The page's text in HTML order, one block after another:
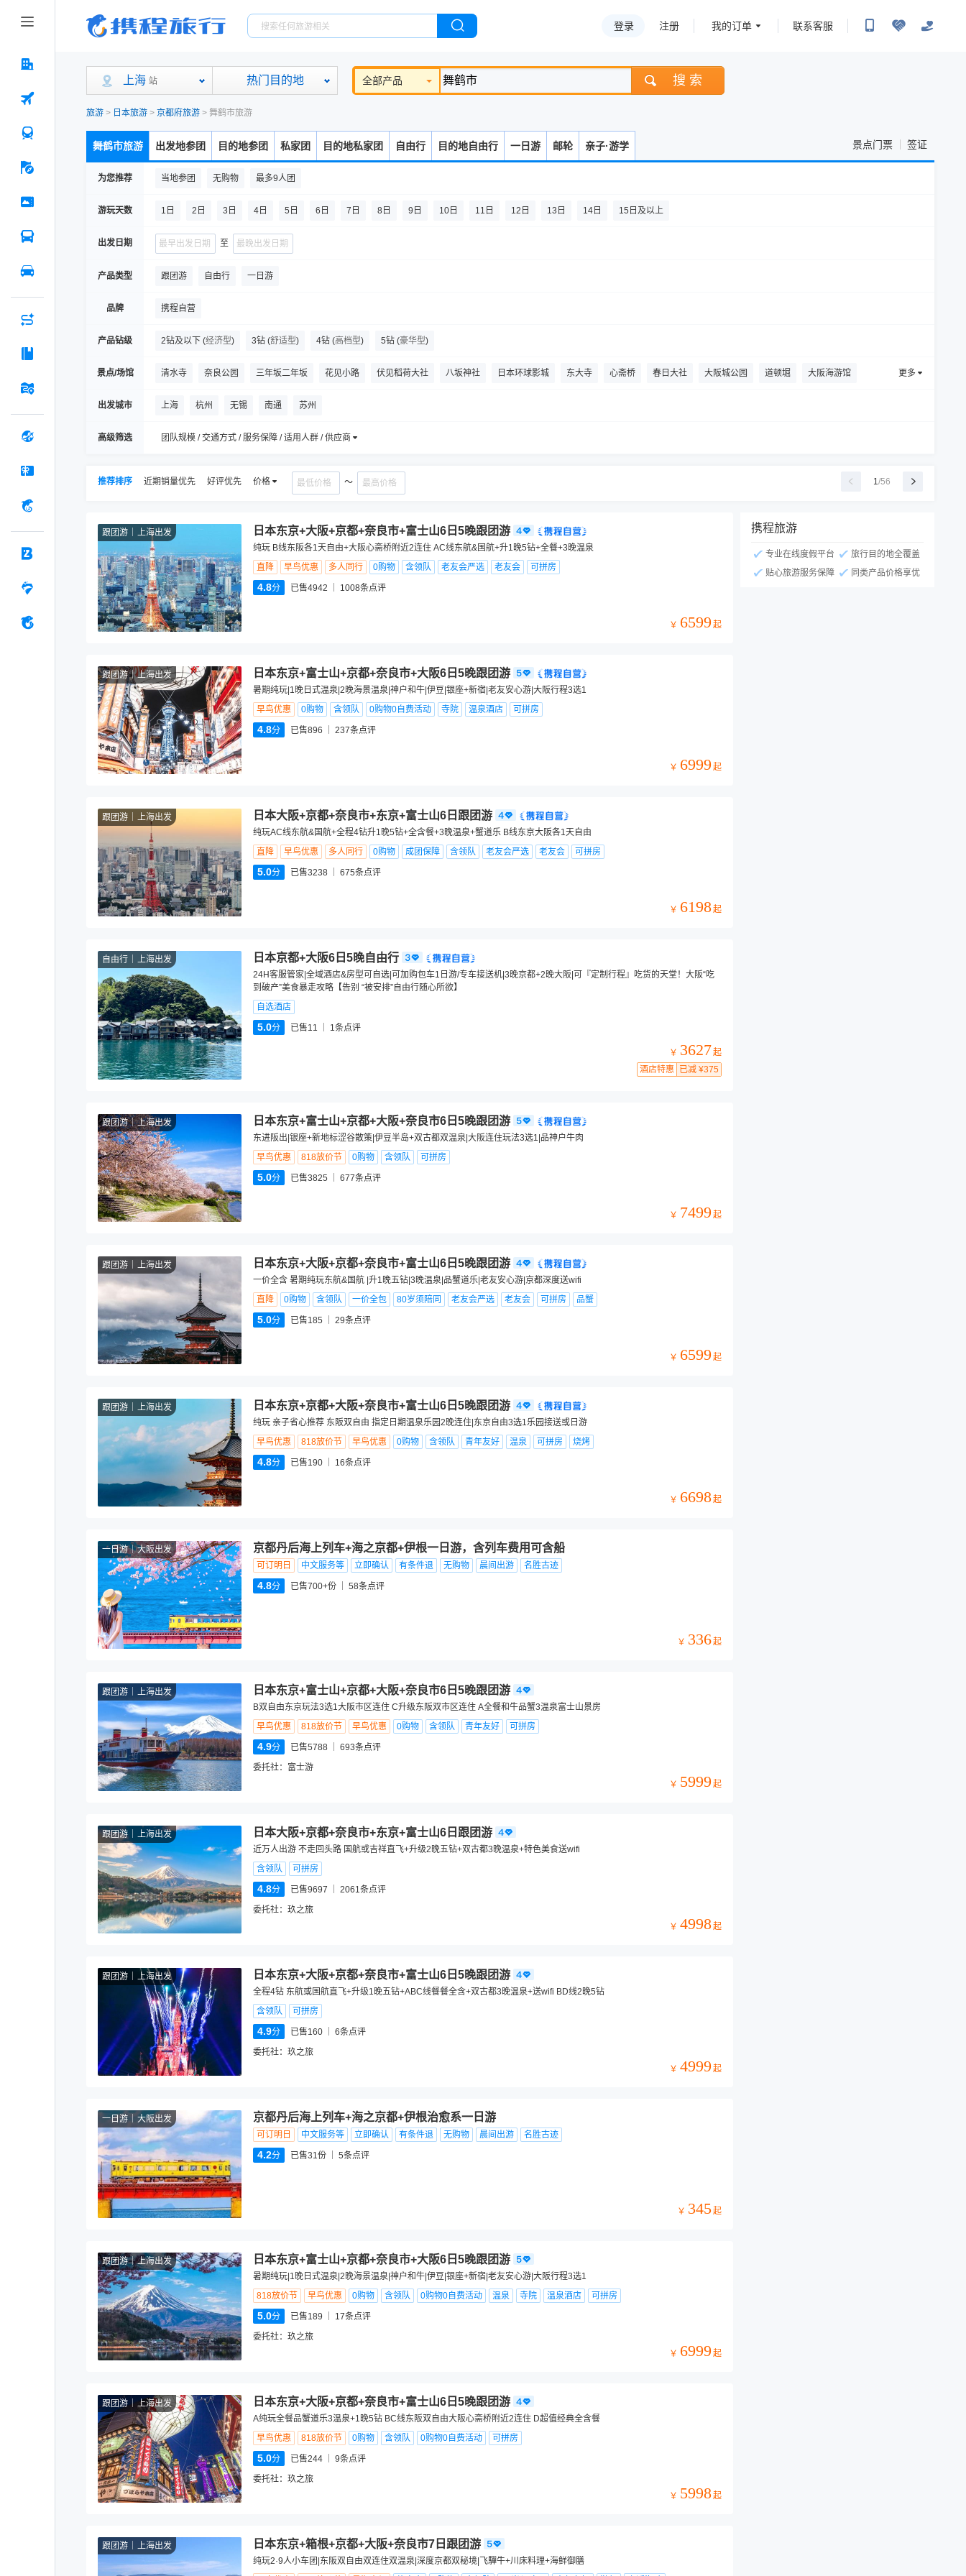
登录 注册 我的订单 联系客服
上海 站 热门目的地 全部产品 搜 索
旅游 > 日本旅游 > 京都府旅游 > 舞鹤市旅游
舞鹤市旅游 出发地参团 目的地参团 私家团 目的地私家团 自由行 目的地自由行 一日游 邮轮 亲子·游学 签证
景点门票
为您推荐 当地参团 无购物 最多9人团
游玩天数 1日 2日 3日 4日 5日 6日 7日 8日 9日 10日 11日 12日 13日 14日 15日及以上
出发日期 至
产品类型 跟团游 自由行 一日游
品牌 携程自营
产品钻级 2钻及以下 (经济型) 3钻 (舒适型) 4钻 (高档型) 5钻 (豪华型)
景点/场馆 更多
清水寺 奈良公园 三年坂二年坂 花见小路 伏见稻荷大社 八坂神社 日本环球影城 东大寺 心斋桥 春日大社 大阪城公园 道顿堀 大阪海游馆
梅田蓝天大厦 三千院 岚山 大阪城天守阁
出发城市 上海 杭州 无锡 南通 苏州
高级筛选 团队规模 / 交通方式 / 服务保障 / 适用人群 / 供应商
推荐排序 近期销量优先 好评优先 价格 ～ 1/56
跟团游 上海出发 日本东京+大阪+京都+奈良市+富士山6日5晚跟团游
纯玩 B线东阪各1天自由+大阪心斋桥附近2连住 AC线东航&国航+升1晚5钻+全餐+3晚温泉
直降
早鸟优惠 多人同行 0购物 含领队 老友会严选 老友会 可拼房
4.8分 已售4942 1008条点评
￥ 6599 起
跟团游 上海出发 日本东京+富士山+京都+奈良市+大阪6日5晚跟团游
暑期纯玩|1晚日式温泉|2晚海景温泉|神户和牛|伊豆|银座+新宿|老友安心游|大阪行程3选1
早鸟优惠
0购物 含领队 0购物0自费活动 寺院 温泉酒店 可拼房
4.8分 已售896 237条点评
￥ 6999 起
跟团游 上海出发 日本大阪+京都+奈良市+东京+富士山6日跟团游
纯玩AC线东航&国航+全程4钻升1晚5钻+全含餐+3晚温泉+蟹道乐 B线东京大阪各1天自由
直降
早鸟优惠 多人同行 0购物 成团保障 含领队 老友会严选 老友会 可拼房
5.0分 已售3238 675条点评
￥ 6198起
自由行 上海出发 日本京都+大阪6日5晚自由行
24H客服管家|全域酒店&房型可自选|可加购包车1日游/专车接送机|3晚京都+2晚大阪|可『定制行程』吃货的天堂！大阪“吃
到破产”美食暴走攻略【告别 “被安排”自由行随心所欲】
自选酒店
5.0分 已售11 1条点评
￥ 3627起
酒店特惠
已减 ¥375
跟团游 上海出发 日本东京+富士山+京都+大阪+奈良市6日5晚跟团游
东进阪出|银座+新地标涩谷散策|伊豆半岛+双古都双温泉|大阪连住玩法3选1|品神户牛肉
早鸟优惠
818放价节 0购物 含领队 可拼房
5.0分 已售3825 677条点评
￥ 7499 起
跟团游 上海出发 日本东京+大阪+京都+奈良市+富士山6日5晚跟团游
一价全含 暑期纯玩东航&国航 |升1晚五钻|3晚温泉|品蟹道乐|老友安心游|京都深度送wifi
直降
0购物 含领队 一价全包 80岁须陪同 老友会严选 老友会 可拼房 品蟹
5.0分 已售185 29条点评
￥ 6599 起
跟团游 上海出发 日本东京+京都+大阪+奈良市+富士山6日5晚跟团游
纯玩 亲子省心推荐 东阪双自由 指定日期温泉乐园2晚连住|东京自由3选1乐园接送或日游
早鸟优惠
818放价节 早鸟优惠 0购物 含领队 青年友好 温泉 可拼房 烧烤
4.8分 已售190 16条点评
￥ 6698起
一日游 大阪出发 京都丹后海上列车+海之京都+伊根一日游，含列车费用可含船
可订明日 中文服务等 立即确认 有条件退 无购物 晨间出游 名胜古迹
4.8分 已售700+份 58条点评
￥ 336起
跟团游 上海出发 日本东京+富士山+京都+大阪+奈良市6日5晚跟团游
B双自由东京玩法3选1大阪市区连住 C升级东阪双市区连住 A全餐和牛品蟹3温泉富士山景房
早鸟优惠
818放价节 早鸟优惠 0购物 含领队 青年友好 可拼房
4.9分 已售5788 693条点评
委托社： 富士游
￥ 5999 起
跟团游 上海出发 日本大阪+京都+奈良市+东京+富士山6日跟团游
近万人出游 不走回头路 国航或吉祥直飞+升级2晚五钻+双古都3晚温泉+特色美食送wifi
含领队
可拼房
4.8分 已售9697 2061条点评
委托社： 玖之旅
￥ 4998起
跟团游 上海出发 日本东京+大阪+京都+奈良市+富士山6日5晚跟团游
全程4钻 东航或国航直飞+升级1晚五钻+ABC线餐餐全含+双古都3晚温泉+送wifi BD线2晚5钻
含领队
可拼房
4.9分 已售160 6条点评
委托社： 玖之旅
￥ 4999 起
一日游 大阪出发 京都丹后海上列车+海之京都+伊根治愈系一日游
可订明日 中文服务等 立即确认 有条件退 无购物 晨间出游 名胜古迹
4.2分 已售31份 5条点评
￥ 345起
跟团游 上海出发 日本东京+富士山+京都+奈良市+大阪6日5晚跟团游
暑期纯玩|1晚日式温泉|2晚海景温泉|神户和牛|伊豆|银座+新宿|老友安心游|大阪行程3选1
818放价节
早鸟优惠 0购物 含领队 0购物0自费活动 温泉 寺院 温泉酒店 可拼房
5.0分 已售189 17条点评
委托社： 玖之旅
￥ 6999 起
跟团游 上海出发 日本东京+大阪+京都+奈良市+富士山6日5晚跟团游
A纯玩全餐品蟹道乐3温泉+1晚5钻 BC线东阪双自由大阪心斋桥附近2连住 D超值经典全含餐
早鸟优惠
818放价节 0购物 含领队 0购物0自费活动 可拼房
5.0分 已售244 9条点评
委托社： 玖之旅
￥ 5998起
跟团游 上海出发 日本东京+箱根+京都+大阪+奈良市7日跟团游
纯玩2·9人小车团|东阪双自由双连住双温泉|深度京都双秘境|飞驒牛+川床料理+海鲜御膳
携程旅游
专业在线度假平台
旅行目的地全覆盖
贴心旅游服务保障
同类产品价格享优